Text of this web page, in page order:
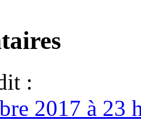
:
2017 à 23